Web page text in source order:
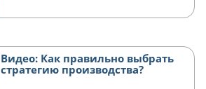
Видео: Как правильно выбрать
стратегию производства?